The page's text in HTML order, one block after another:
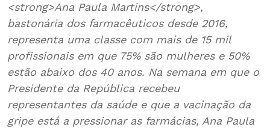
<strong>Ana Paula Martins</strong>,
bastonária dos farmacêuticos desde 2016,
representa uma classe com mais de 15 mil
profissionais em que 75% são mulheres e 50%
estão abaixo dos 40 anos. Na semana em que o
Presidente da República recebeu
representantes da saúde e que a vacinação da
gripe está a pressionar as farmácias, Ana Paula